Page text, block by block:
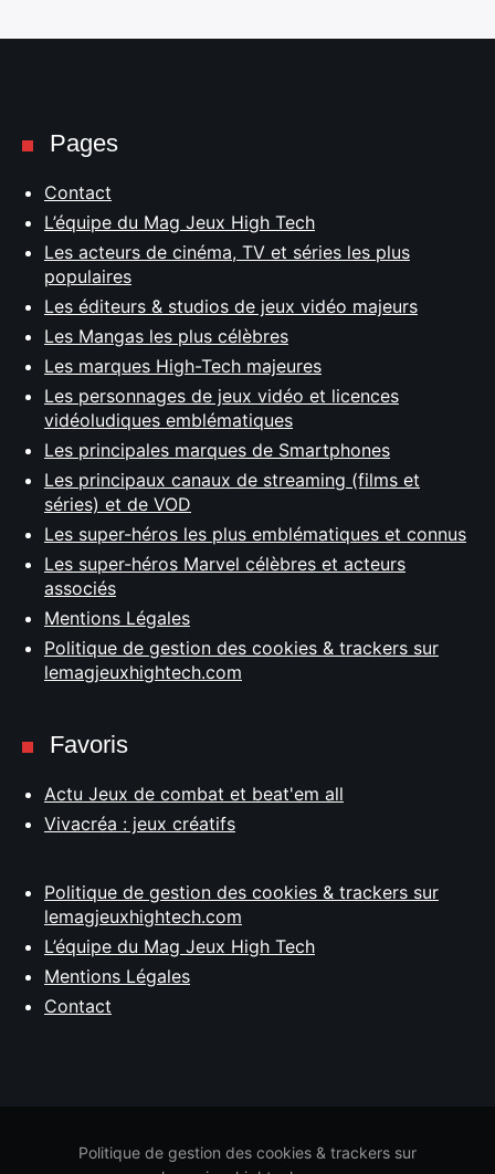
Pages
Contact
L’équipe du Mag Jeux High Tech
Les acteurs de cinéma, TV et séries les plus
populaires
Les éditeurs & studios de jeux vidéo majeurs
Les Mangas les plus célèbres
Les marques High-Tech majeures
Les personnages de jeux vidéo et licences
vidéoludiques emblématiques
Les principales marques de Smartphones
Les principaux canaux de streaming (films et
séries) et de VOD
Les super-héros les plus emblématiques et connus
Les super-héros Marvel célèbres et acteurs
associés
Mentions Légales
Politique de gestion des cookies & trackers sur
lemagjeuxhightech.com
Favoris
Actu Jeux de combat et beat'em all
Vivacréa : jeux créatifs
Politique de gestion des cookies & trackers sur
lemagjeuxhightech.com
L’équipe du Mag Jeux High Tech
Mentions Légales
Contact
Politique de gestion des cookies & trackers sur